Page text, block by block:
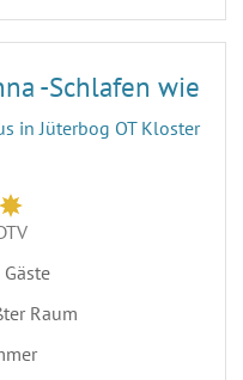
-Schlafen wie
in Jüterbog OT Kloster
Raum